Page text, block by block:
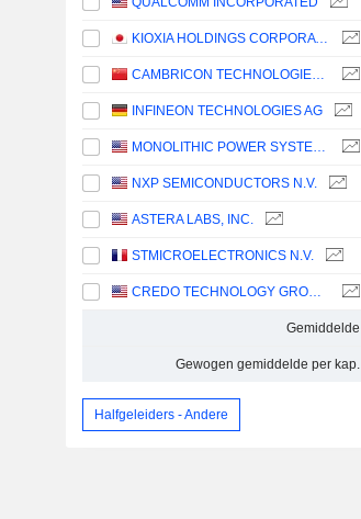
KIOXIA HOLDINGS CORPORATION
CAMBRICON TECHNOLOGIES CORPORATION LIMITED
INFINEON TECHNOLOGIES AG
MONOLITHIC POWER SYSTEMS, INC.
NXP SEMICONDUCTORS N.V.
ASTERA LABS, INC.
STMICROELECTRONICS N.V.
CREDO TECHNOLOGY GROUP HOLDING LTD
Gemiddelde
Gewogen gemiddelde per kap.
Halfgeleiders - Andere